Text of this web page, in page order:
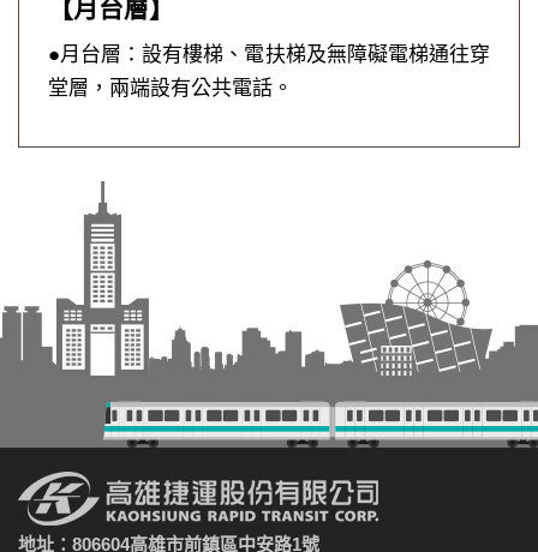
【月台層】
●月台層：設有樓梯、電扶梯及無障礙電梯通往穿
堂層，兩端設有公共電話。
地址：806604高雄市前鎮區中安路1號